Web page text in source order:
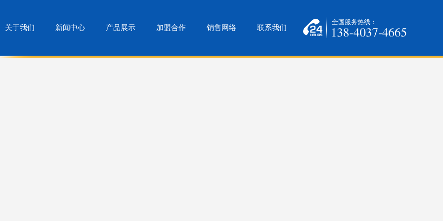
关于我们 新闻中心 产品展示 加盟合作 销售网络 联系我们
全国服务热线：